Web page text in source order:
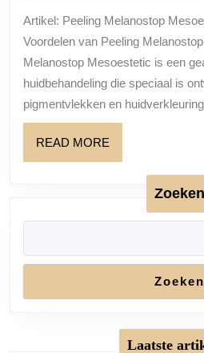
de
Artikel: Peeling Melanostop
Voordelen van Peeling
Melanostop Mesoestetic is een
huidbehandeling die speciaal is
pigmentvlekken en
READ MORE
MORE
Zoeken
Zoeken
Laatste